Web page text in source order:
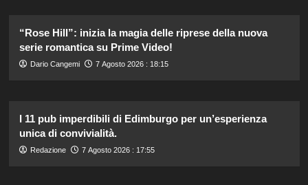
“Rose Hill”: inizia la magia delle riprese della nuova
serie romantica su Prime Video!
Dario Cangemi 7 Agosto 2026 : 18:15
I 11 pub imperdibili di Edimburgo per un’esperienza
unica di convivialità.
Redazione 7 Agosto 2026 : 17:55